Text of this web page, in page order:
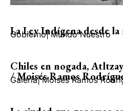
La Ley Indígena desde
Gobierno| Mundo Nuestro
Chiles en nogada,
/ Moisés Ramos
Galería| Moisés Ramos